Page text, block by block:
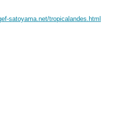
satoyama.net/tropicalandes.html